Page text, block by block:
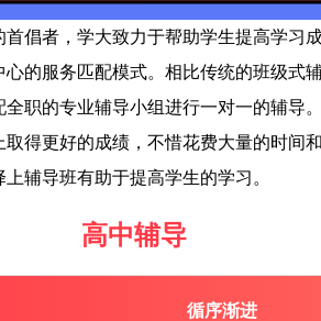
倡者，学大致力于帮助学生提高学习
的服务匹配模式。相比传统的班级式
职的专业辅导小组进行一对一的辅导
得更好的成绩，不惜花费大量的时间
辅导班有助于提高学生的学习。
高中辅导
循序渐进